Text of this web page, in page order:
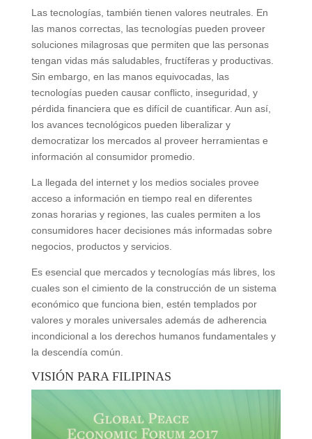
Las tecnologías, también tienen valores neutrales. En
las manos correctas, las tecnologías pueden proveer
soluciones milagrosas que permiten que las personas
tengan vidas más saludables, fructíferas y productivas.
Sin embargo, en las manos equivocadas, las
tecnologías pueden causar conflicto, inseguridad, y
pérdida financiera que es difícil de cuantificar. Aun así,
los avances tecnológicos pueden liberalizar y
democratizar los mercados al proveer herramientas e
información al consumidor promedio.
La llegada del internet y los medios sociales provee
acceso a información en tiempo real en diferentes
zonas horarias y regiones, las cuales permiten a los
consumidores hacer decisiones más informadas sobre
negocios, productos y servicios.
Es esencial que mercados y tecnologías más libres, los
cuales son el cimiento de la construcción de un sistema
económico que funciona bien, estén templados por
valores y morales universales además de adherencia
incondicional a los derechos humanos fundamentales y
la descendía común.
VISIÓN PARA FILIPINAS